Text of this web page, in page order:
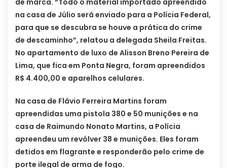
de marca. “Todo o material importado apreendido
na casa de Júlio será enviado para a Polícia Federal,
para que se descubra se houve a prática do crime
de descaminho”, relatou a delegada Sheila Freitas.
No apartamento de luxo de Alisson Breno Pereira de
Lima, que fica em Ponta Negra, foram apreendidos
R$ 4.400,00 e aparelhos celulares.
Na casa de Flávio Ferreira Martins foram
apreendidas uma pistola 380 e 50 munições e na
casa de Raimundo Nonato Martins, a Polícia
apreendeu um revólver 38 e munições. Eles foram
detidos em flagrante e responderão pelo crime de
porte ilegal de arma de fogo.